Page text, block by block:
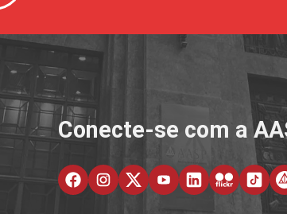
Conecte-se com a